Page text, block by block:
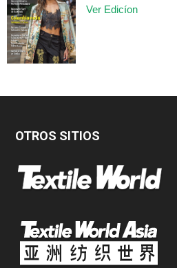
Ver Edicíon
OTROS SITIOS